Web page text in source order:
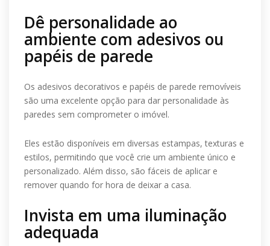
Dê personalidade ao
ambiente com adesivos ou
papéis de parede
Os adesivos decorativos e papéis de parede removíveis
são uma excelente opção para dar personalidade às
paredes sem comprometer o imóvel.
Eles estão disponíveis em diversas estampas, texturas e
estilos, permitindo que você crie um ambiente único e
personalizado. Além disso, são fáceis de aplicar e
remover quando for hora de deixar a casa.
Invista em uma iluminação
adequada